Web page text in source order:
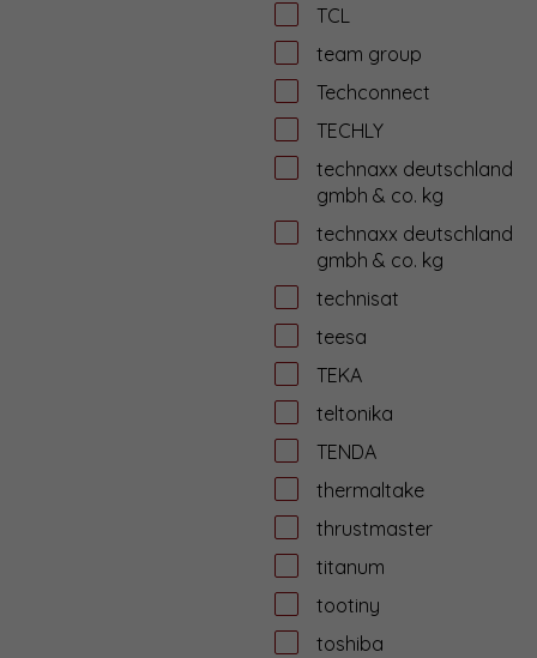
TCL
team group
Techconnect
TECHLY
technaxx deutschland
gmbh & co. kg
technaxx deutschland
gmbh & co. kg
technisat
teesa
TEKA
teltonika
TENDA
thermaltake
thrustmaster
titanum
tootiny
toshiba